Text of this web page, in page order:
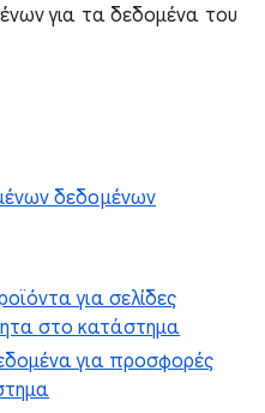
για τα δεδομένα του
δεδομένων
για σελίδες
στο κατάστημα
για προσφορές